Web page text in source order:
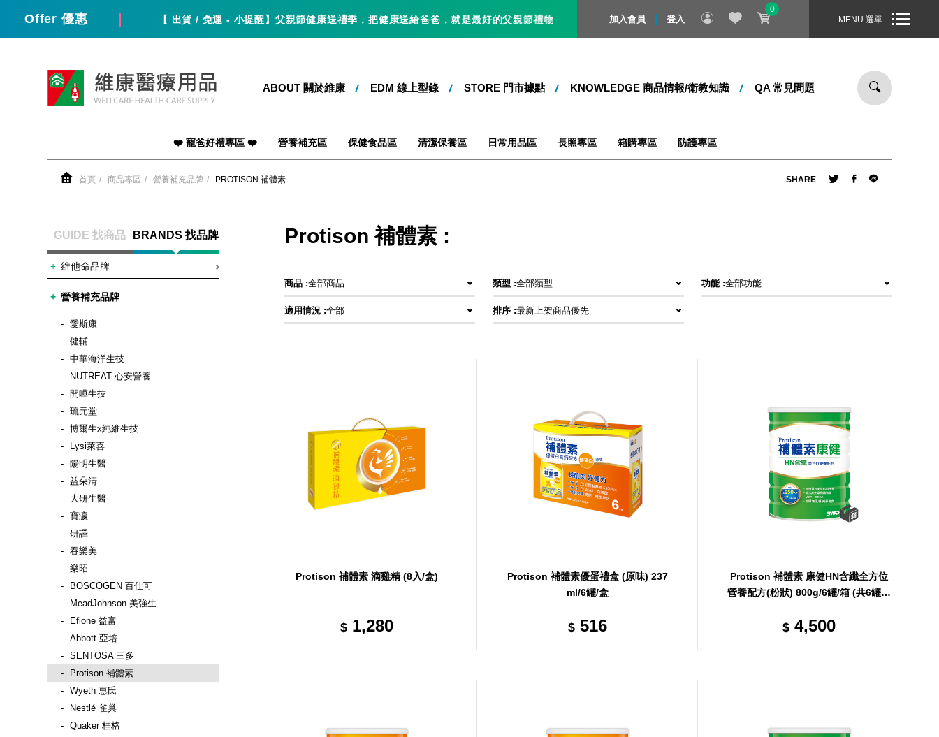
Offer 優惠 【 出貨 / 免運 - 小提醒】父親節健康送禮季，把健康送給爸爸，就是最好的父親節禮物！即日起 ～ 8/31 止，全站消費滿 1000 元，即享免運宅配到您家！商品配送時間 - 在訂單成立
加入會員 登入
0
MENU 選單
ABOUT 關於維康
EDM 線上型錄 STORE 門市據點 KNOWLEDGE 商品情報/衛教知識 QA 常見問題
❤️ 寵爸好禮專區 ❤️ 營養補充區 保健食品區 清潔保養區 日常用品區 長照專區 箱購專區 防護專區
首頁 商品專區 營養補充品牌 PROTISON 補體素 SHARE
GUIDE 找商品 BRANDS 找品牌
維他命品牌
營養補充品牌
愛斯康
健輔
中華海洋生技
NUTREAT 心安營養
開曄生技
琉元堂
博爾生x純維生技
Lysi萊喜
陽明生醫
益朵清
大研生醫
寶瀛
研譯
吞樂美
樂昭
BOSCOGEN 百仕可
MeadJohnson 美強生
Efione 益富
Abbott 亞培
SENTOSA 三多
Protison 補體素
Wyeth 惠氏
Nestlé 雀巢
Quaker 桂格
Protison 補體素 :
商品 :全部商品 類型 :全部類型 功能 :全部功能
適用情況 :全部 排序 :最新上架商品優先
Protison 補體素 滴雞精 (8入/盒)
$1,280
Protison 補體素優蛋禮盒 (原味) 237
ml/6罐/盒
$ 516
Protison 補體素 康健HN含纖全方位
營養配方(粉狀) 800g/6罐/箱 (共6罐，
$ 4,500